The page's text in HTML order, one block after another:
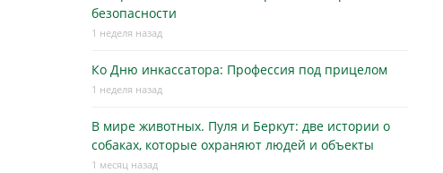
безопасности
1 неделя назад
Ко Дню инкассатора: Профессия под прицелом
1 неделя назад
В мире животных. Пуля и Беркут: две истории о
собаках, которые охраняют людей и объекты
1 месяц назад